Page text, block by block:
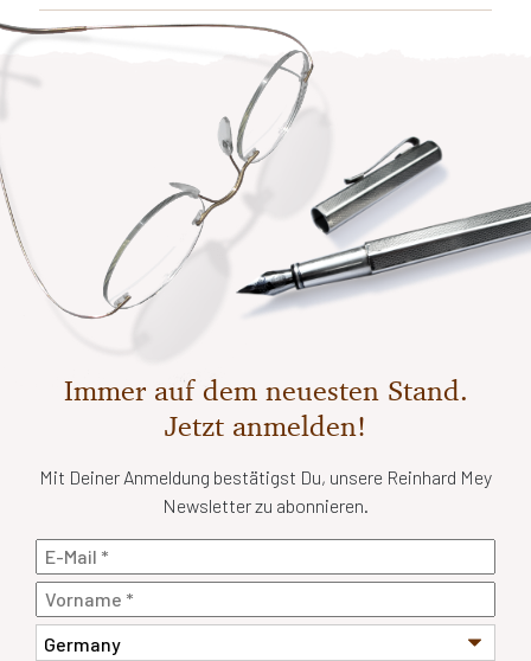
Immer auf dem neuesten Stand.
Jetzt anmelden!
Mit Deiner Anmeldung bestätigst Du, unsere Reinhard Mey
Newsletter zu abonnieren.